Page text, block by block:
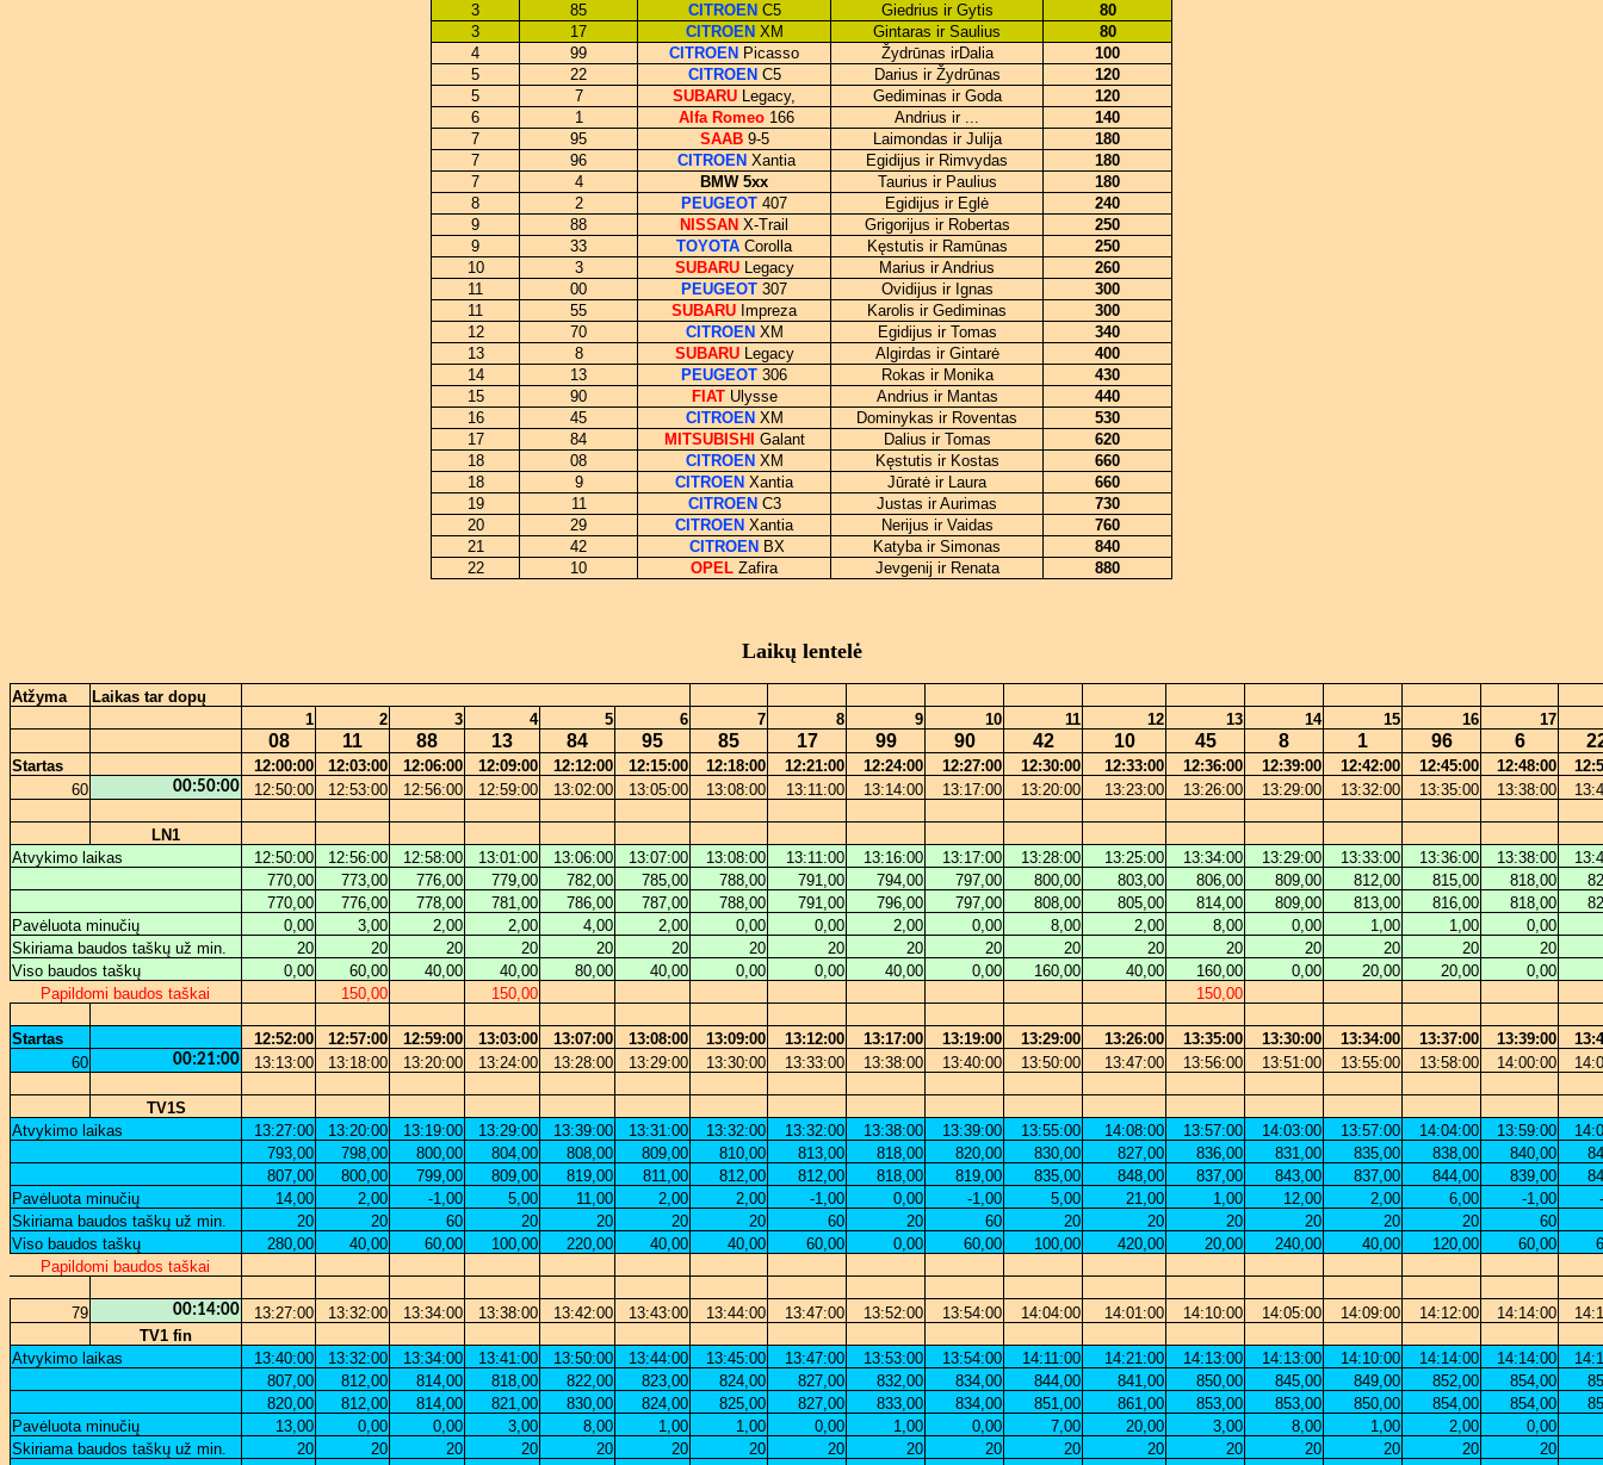
3
85 CITROEN C5 Giedrius ir Gytis
80
3
17 CITROEN XM Gintaras ir Saulius
80
4
99 CITROEN Picasso Žydrūnas irDalia
100
5
22 CITROEN C5 Darius ir Žydrūnas
120
5
7 SUBARU Legacy, Gediminas ir Goda
120
6
1 Alfa Romeo 166 Andrius ir ...
140
7
95 SAAB9-5 Laimondas ir Julija
180
7
96 CITROEN Xantia Egidijus ir Rimvydas
180
7
4 BMW 5xx Taurius ir Paulius
180
8
2 PEUGEOT 407 Egidijus ir Eglė
240
9
88 NISSAN X-Trail Grigorijus ir Robertas
250
9
33 TOYOTA Corolla Kęstutis ir Ramūnas
250
10
3 SUBARULegacy Marius ir Andrius
260
11
00 PEUGEOT 307 Ovidijus ir Ignas
300
11
55 SUBARU Impreza Karolis ir Gediminas
300
12
70 CITROEN XM Egidijus ir Tomas
340
13
8 SUBARULegacy Algirdas ir Gintarė
400
14
13 PEUGEOT 306 Rokas ir Monika
430
15
90 FIATUlysse Andrius ir Mantas
440
16
45 CITROEN XM Dominykas ir Roventas
530
17
84 MITSUBISHI Galant Dalius ir Tomas
620
18
08 CITROEN XM Kęstutis ir Kostas
660
18
9 CITROEN Xantia Jūratė ir Laura
660
19
11 CITROEN C3 Justas ir Aurimas
730
20
29 CITROEN Xantia Nerijus ir Vaidas
760
21
42 CITROEN BX Katyba ir Simonas
840
22
10 OPEL Zafira Jevgenij ir Renata 880
Laikų lentelė
Atžyma
Laikas tar dopų
1
2 3 4 5 6 7 8 9 10 11 12 13 14 15 16 17
08 11 88 13 84 95 85 17 99 90 42 10 45 8 1 96 6
Startas 12:00:00 12:03:00 12:06:00 12:09:00 12:12:00 12:15:00 12:18:00 12:21:00 12:24:00 12:27:00 12:30:00 12:33:00 12:36:00 12:39:00 12:42:00 12:45:00 12:48:00
60
00:50:00 12:50:00 12:53:00 12:56:00 12:59:00 13:02:00 13:05:00 13:08:00 13:11:00 13:14:00 13:17:00 13:20:00 13:23:00 13:26:00 13:29:00 13:32:00 13:35:00 13:38:00
LN1
Atvykimo laikas
12:50:00 12:56:00 12:58:00 13:01:00 13:06:00 13:07:00 13:08:00 13:11:00 13:16:00 13:17:00 13:28:00 13:25:00 13:34:00 13:29:00 13:33:00 13:36:00 13:38:00
770,00
773,00 776,00 779,00 782,00 785,00 788,00 791,00 794,00 797,00 800,00 803,00 806,00 809,00 812,00 815,00 818,00
770,00
776,00 778,00 781,00 786,00 787,00 788,00 791,00 796,00 797,00 808,00 805,00 814,00 809,00 813,00 816,00 818,00
Pavėluota minučių
0,00 3,00 2,00 2,00 4,00 2,00 0,00 0,00 2,00 0,00 8,00 2,00 8,00 0,00 1,00 1,00
0,00
Skiriama baudos taškų už min.
20 20 20 20 20 20 20 20 20 20 20 20 20 20 20 20
20
Viso baudos taškų
0,00 60,00 40,00 40,00 80,00 40,00 0,00 0,00 40,00 0,00 160,00 40,00 160,00 0,00 20,00 20,00
0,00
Papildomi baudos taškai
150,00 150,00 150,00
Startas 12:52:00 12:57:00 12:59:00 13:03:00 13:07:00 13:08:00 13:09:00 13:12:00 13:17:00 13:19:00 13:29:00 13:26:00 13:35:00 13:30:00 13:34:00 13:37:00 13:39:00
60
00:21:00 13:13:00 13:18:00 13:20:00 13:24:00 13:28:00 13:29:00 13:30:00 13:33:00 13:38:00 13:40:00 13:50:00 13:47:00 13:56:00 13:51:00 13:55:00 13:58:00 14:00:00
TV1S
Atvykimo laikas
13:27:00 13:20:00 13:19:00 13:29:00 13:39:00 13:31:00 13:32:00 13:32:00 13:38:00 13:39:00 13:55:00 14:08:00 13:57:00 14:03:00 13:57:00 14:04:00 13:59:00
793,00
798,00 800,00 804,00 808,00 809,00 810,00 813,00 818,00 820,00 830,00 827,00 836,00 831,00 835,00 838,00 840,00
807,00
800,00 799,00 809,00 819,00 811,00 812,00 812,00 818,00 819,00 835,00 848,00 837,00 843,00 837,00 844,00 839,00
Pavėluota minučių
14,00 2,00 -1,00 5,00 11,00 2,00 2,00 -1,00 0,00 -1,00 5,00 21,00 1,00 12,00 2,00 6,00 -1,00
Skiriama baudos taškų už min.
20 20 60 20 20 20 20 60 20 60 20 20 20 20 20 20
60
Viso baudos taškų
280,00 40,00 60,00 100,00 220,00 40,00 40,00 60,00 0,00 60,00 100,00 420,00 20,00 240,00 40,00 120,00 60,00
Papildomi baudos taškai
79 00:14:00 13:27:00 13:32:00 13:34:00 13:38:00 13:42:00 13:43:00 13:44:00 13:47:00 13:52:00 13:54:00 14:04:00 14:01:00 14:10:00 14:05:00 14:09:00 14:12:00 14:14:00
TV1 fin
Atvykimo laikas
13:40:00 13:32:00 13:34:00 13:41:00 13:50:00 13:44:00 13:45:00 13:47:00 13:53:00 13:54:00 14:11:00 14:21:00 14:13:00 14:13:00 14:10:00 14:14:00 14:14:00
807,00
812,00 814,00 818,00 822,00 823,00 824,00 827,00 832,00 834,00 844,00 841,00 850,00 845,00 849,00 852,00 854,00
820,00
812,00 814,00 821,00 830,00 824,00 825,00 827,00 833,00 834,00 851,00 861,00 853,00 853,00 850,00 854,00 854,00
Pavėluota minučių
13,00 0,00 0,00 3,00 8,00 1,00 1,00 0,00 1,00 0,00 7,00 20,00 3,00 8,00 1,00 2,00
0,00
Skiriama baudos taškų už min.
20 20 20 20 20 20 20 20 20 20 20 20 20 20 20 20
20